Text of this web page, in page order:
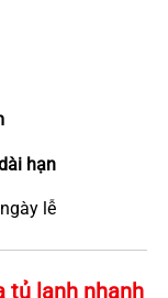
hạn
lễ
tủ lạnh nhanh